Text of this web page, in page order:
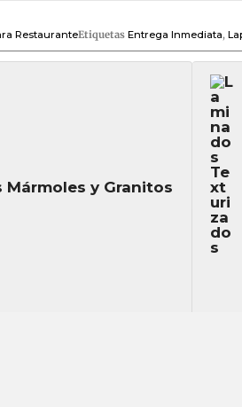
RestauranteEtiquetas Entrega Inmediata,
Mármoles y Granitos